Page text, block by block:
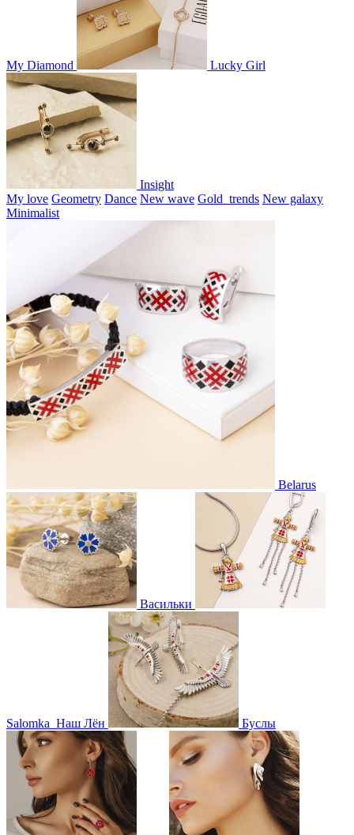
My Diamond Lucky Girl
Insight
My love Geometry Dance New wave Gold_trends New galaxy
Minimalist
Belarus
Васильки
Salomka Наш Лён Буслы